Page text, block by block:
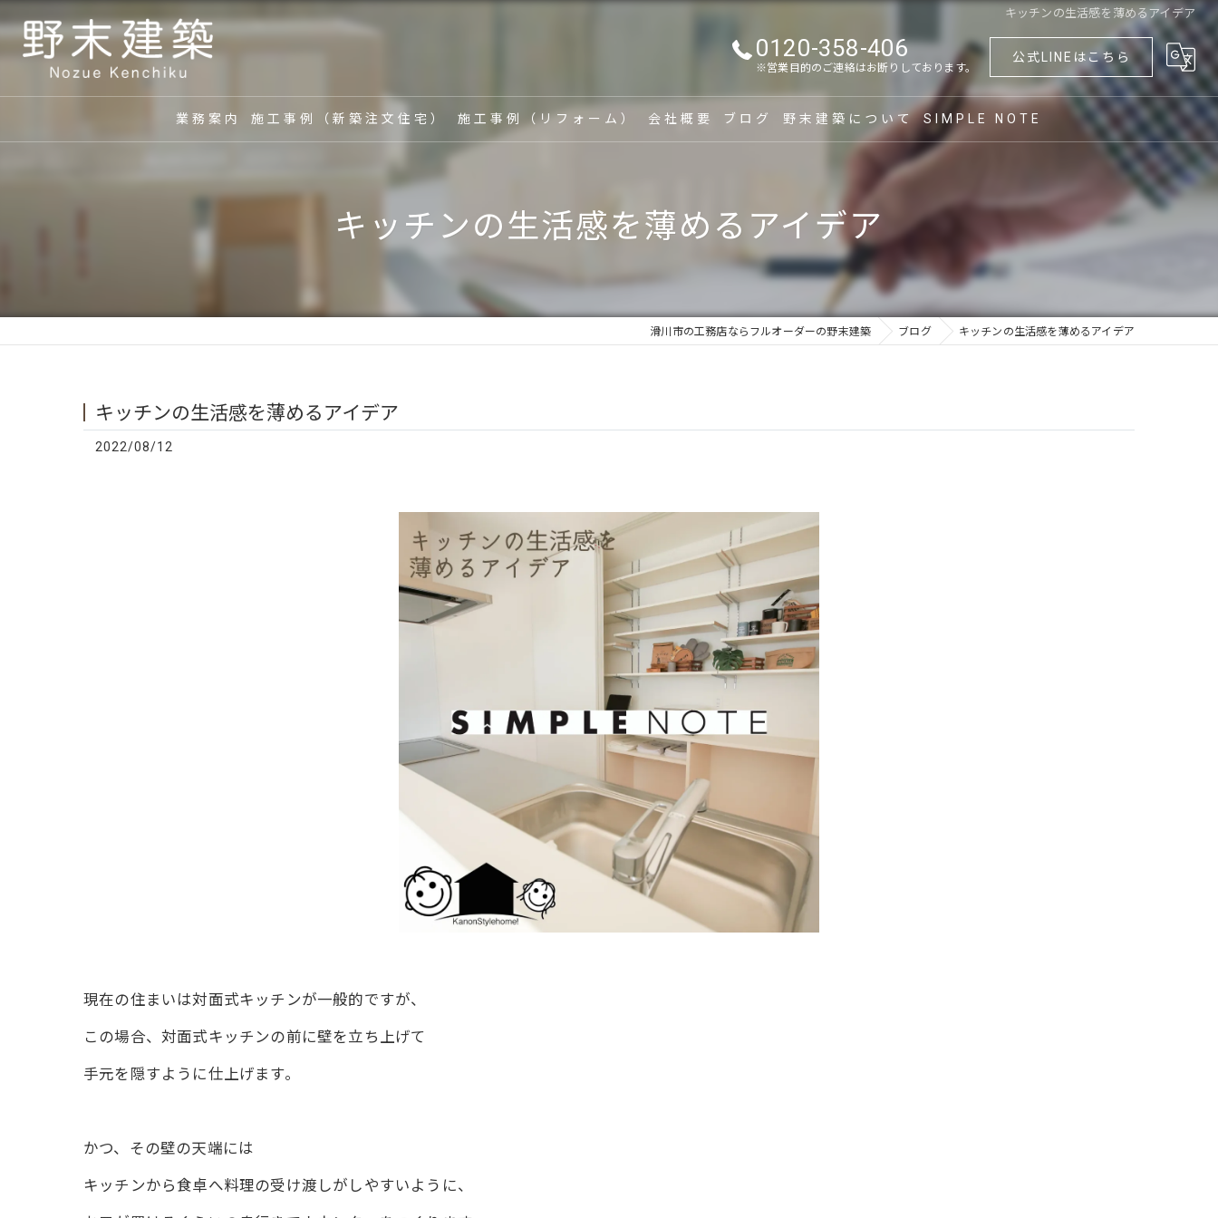
キッチンの生活感を薄めるアイデア
0120-358-406
※営業目的のご連絡はお断りしております。
公式LINEはこちら
業務案内 施工事例（新築注文住宅） 施工事例（リフォーム） 会社概要 ブログ 野末建築について
新築
リフォーム
建て替え
SIMPLE NOTE
キッチンの生活感を薄めるアイデア
滑川市の工務店ならフルオーダーの野末建築 ブログ キッチンの生活感を薄めるアイデア
キッチンの生活感を薄めるアイデア
2022/08/12
現在の住まいは対面式キッチンが一般的ですが、
この場合、対面式キッチンの前に壁を立ち上げて
手元を隠すように仕上げます。
かつ、その壁の天端には
キッチンから食卓へ料理の受け渡しがしやすいように、